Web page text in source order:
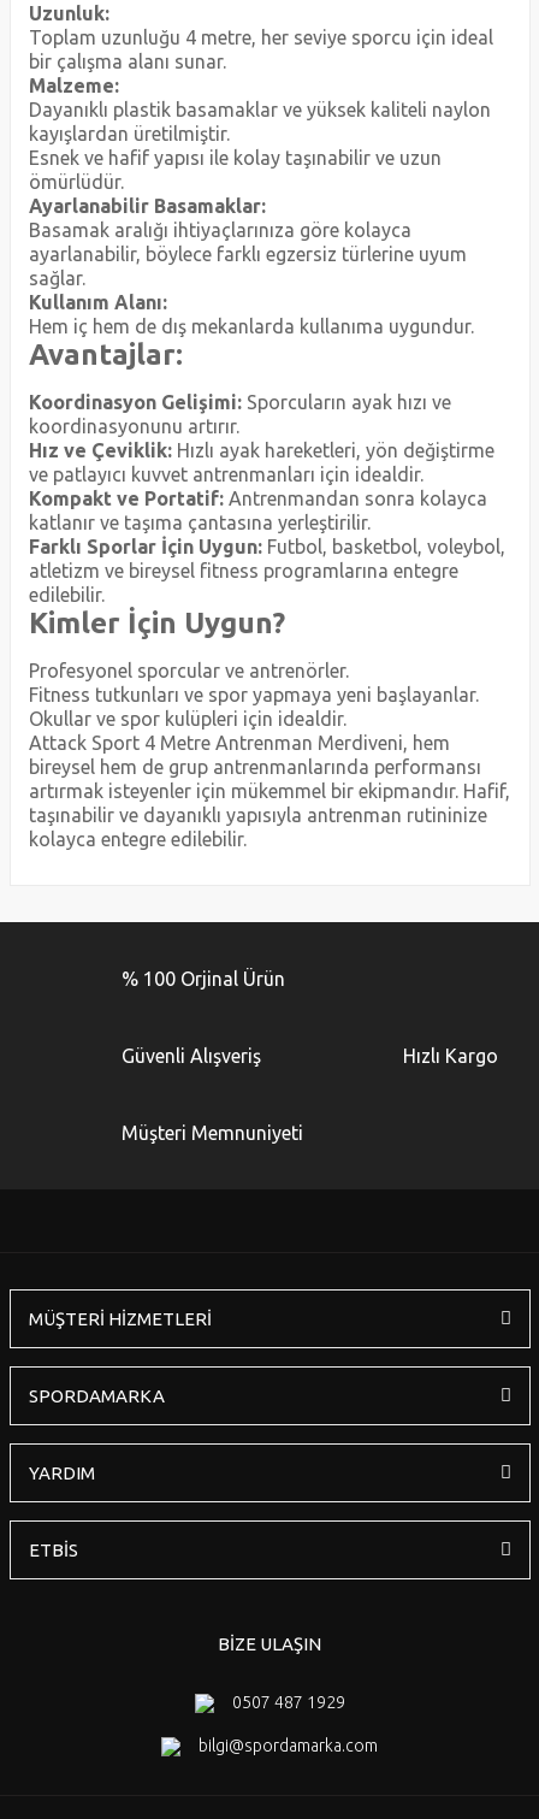
Uzunluk:
Toplam uzunluğu 4 metre, her seviye sporcu için ideal
bir çalışma alanı sunar.
Malzeme:
Dayanıklı plastik basamaklar ve yüksek kaliteli naylon
kayışlardan üretilmiştir.
Esnek ve hafif yapısı ile kolay taşınabilir ve uzun
ömürlüdür.
Ayarlanabilir Basamaklar:
Basamak aralığı ihtiyaçlarınıza göre kolayca
ayarlanabilir, böylece farklı egzersiz türlerine uyum
sağlar.
Kullanım Alanı:
Hem iç hem de dış mekanlarda kullanıma uygundur.
Avantajlar:
Koordinasyon Gelişimi:Sporcuların ayak hızı ve
koordinasyonunu artırır.
Hız ve Çeviklik:Hızlı ayak hareketleri, yön değiştirme
ve patlayıcı kuvvet antrenmanları için idealdir.
Kompakt ve Portatif:Antrenmandan sonra kolayca
katlanır ve taşıma çantasına yerleştirilir.
Farklı Sporlar İçin Uygun:Futbol, basketbol, voleybol,
atletizm ve bireysel fitness programlarına entegre
edilebilir.
Kimler İçin Uygun?
Profesyonel sporcular ve antrenörler.
Fitness tutkunları ve spor yapmaya yeni başlayanlar.
Okullar ve spor kulüpleri için idealdir.
Attack Sport 4 Metre Antrenman Merdiveni, hem
bireysel hem de grup antrenmanlarında performansı
artırmak isteyenler için mükemmel bir ekipmandır. Hafif,
taşınabilir ve dayanıklı yapısıyla antrenman rutininize
kolayca entegre edilebilir.
Görüş ve önerileriniz için teşekkür ederiz.
Ürün resmi kalitesiz, bozuk veya görüntülenemiyor.
Gönder
% 100 Orjinal Ürün
Güvenli Alışveriş Hızlı Kargo
Müşteri Memnuniyeti
MÜŞTERİ HİZMETLERİ
SPORDAMARKA
YARDIM
ETBİS
BİZE ULAŞIN
0507 487 1929
bilgi@spordamarka.com